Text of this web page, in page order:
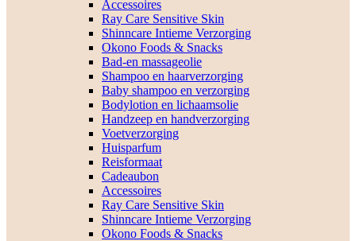
Accessoires
Ray Care Sensitive Skin
Shinncare Intieme Verzorging
Okono Foods & Snacks
Bad-en massageolie
Shampoo en haarverzorging
Baby shampoo en verzorging
Bodylotion en lichaamsolie
Handzeep en handverzorging
Voetverzorging
Huisparfum
Reisformaat
Cadeaubon
Accessoires
Ray Care Sensitive Skin
Shinncare Intieme Verzorging
Okono Foods & Snacks